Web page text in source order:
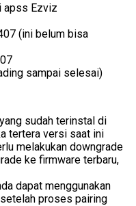
apss Ezviz
(ini belum bisa
sampai selesai)
sudah terinstal di
tertera versi saat ini
melakukan downgrade
ke firmware terbaru,
dapat menggunakan
proses pairing